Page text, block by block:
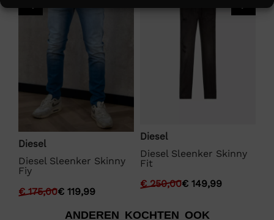
02
Diesel
Diesel Sleenker Skinny
Fiy
€175,00€ 119,99
Diesel
Diesel Sleenker Skinny
Fit
€250,00€ 149,99
ANDEREN KOCHTEN OOK